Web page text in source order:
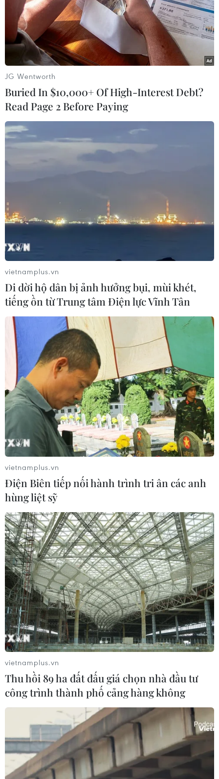
JG Wentworth
Buried In $10,000+ Of High-Interest Debt?
Read Page 2 Before Paying
vietnamplus.vn
Di dời hộ dân bị ảnh hưởng bụi, mùi khét,
tiếng ồn từ Trung tâm Điện lực Vĩnh Tân
vietnamplus.vn
Điện Biên tiếp nối hành trình tri ân các anh
hùng liệt sỹ
vietnamplus.vn
Thu hồi 89 ha đất đấu giá chọn nhà đầu tư
công trình thành phố cảng hàng không